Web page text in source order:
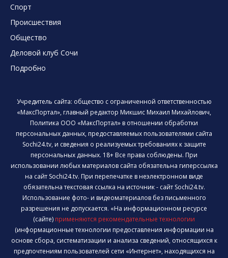
Спорт
Происшествия
Общество
Деловой клуб Сочи
Подробно
Учредитель сайта: общество с ограниченной ответственностью
«МаксПортал», главный редактор Микшис Михаил Михайлович,
Политика ООО «МаксПортал» в отношении обработки
персональных данных, предоставляемых пользователями сайта
Sochi24.tv, и сведения о реализуемых требованиях к защите
персональных данных. 18+ Все права соблюдены. При
использовании любых материалов сайта обязательна гиперссылка
на сайт Sochi24.tv. При перепечатке в неэлектронном виде
обязательна текстовая ссылка на источник - сайт Sochi24.tv.
Использование фото- и видеоматериалов без письменного
разрешения не допускается. «На информационном ресурсе
(сайте) применяются рекомендательные технологии
(информационные технологии предоставления информации на
основе сбора, систематизации и анализа сведений, относящихся к
предпочтениям пользователей сети «Интернет», находящихся на